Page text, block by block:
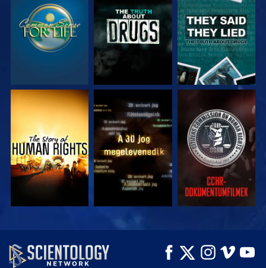
MŰSORNÉZÉS MŰSORNÉZÉS MŰSORNÉZÉS
MŰSORNÉZÉS MŰSORNÉZÉS MŰSORNÉZÉS
MŰSORNÉZÉS MŰSORNÉZÉS
A SOROZAT
RÉSZEI